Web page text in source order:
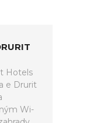
Hotels
e Drurit
Wi-